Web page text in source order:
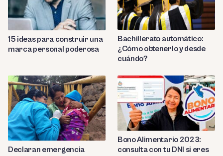
15 ideas para construir una
marca personal poderosa
Bachillerato automático:
¿Cómo obtenerlo y desde
cuándo?
Declaran emergencia
Bono Alimentario 2023:
consulta con tu DNI si eres